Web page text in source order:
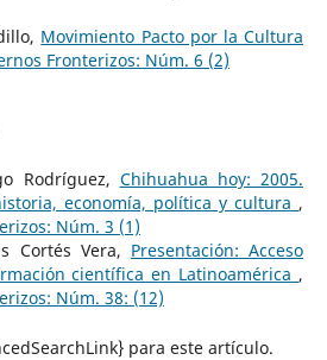
Movimiento Pacto por la Cultura
Fronterizos: Núm. 6 (2)
Rodríguez, Chihuahua hoy: 2005.
economía, política y cultura ,
Núm. 3 (1)
Cortés Vera, Presentación: Acceso
científica en Latinoamérica ,
Núm. 38: (12)
para este artículo.